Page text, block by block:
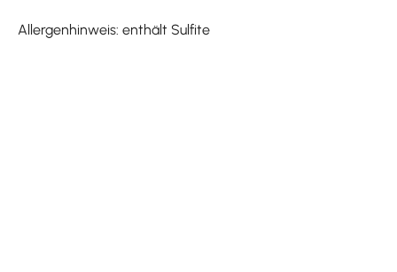
Allergenhinweis: enthält Sulfite